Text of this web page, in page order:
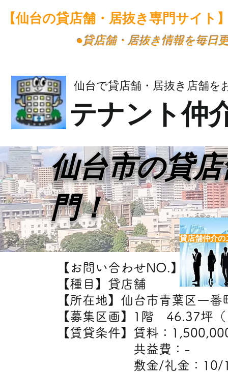
【仙台の貸店舗・居抜き専門サイト
​●貸店舗・居抜き情報を毎日
仙台で貸店舗・居抜き店舗を
テナント仲
【お問い合わせNO.】H7496
【種目】貸店舗
【所在地】仙台市青葉区一番
【募集区画】1階 46.37坪
【賃貸条件】賃料：
共益費
敷金/礼金：10/
仙台市の貸
門！
貸店舗仲介の